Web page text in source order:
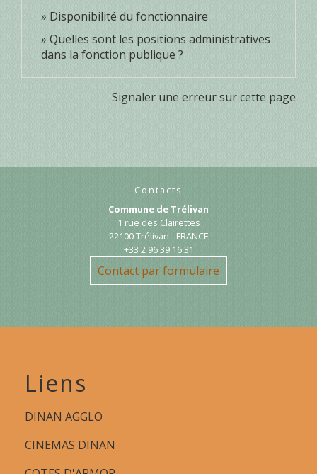
Disponibilité du fonctionnaire
Quelles sont les positions administratives
dans la fonction publique ?
Signaler une erreur sur cette page
Contacts
Commune de Trélivan
1 rue des Clairettes
22100 Trélivan - FRANCE
+33 2 96 39 16 31
Contact par formulaire
Liens
DINAN AGGLO
CINEMAS DINAN